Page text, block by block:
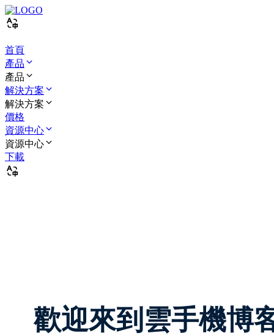
首頁
產品
產品
解決方案
解決方案
價格
資源中心
資源中心
下載
歡迎來到雲手機博